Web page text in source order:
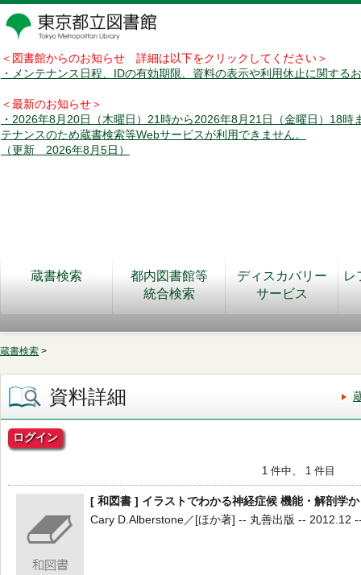
＜図書館からのお知らせ 詳細は以下をクリックしてください＞
・メンテナンス日程、IDの有効期限、資料の表示や利用休止に関する
＜最新のお知らせ＞
・2026年8月20日（木曜日）21時から2026年8月21日（金曜日）18時
テナンスのため蔵書検索等Webサービスが利用できません。
（更新 2026年8月5日）
蔵書検索
都内図書館等
統合検索
ディスカバリー
サービス
レ
蔵書検索 >
資料詳細
ログイン
1 件中、 1 件目
[ 和図書 ] イラストでわかる神経症候 機能・解剖学
Cary D.Alberstone／[ほか著] -- 丸善出版 -- 2012.12